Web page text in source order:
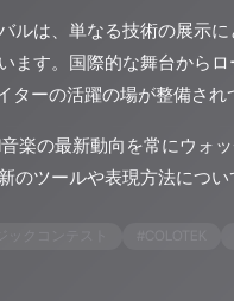
ルは、単なる技術の展示
ます。国際的な舞台から
ターの活躍の場が整備され
楽の最新動向を常にウォ
のツールや表現方法につ
ックコンテスト